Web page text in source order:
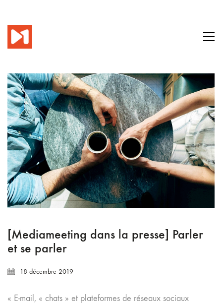
[Mediameeting dans la presse] Parler
et se parler
18 décembre 2019
« E-mail, « chats » et plateformes de réseaux sociaux